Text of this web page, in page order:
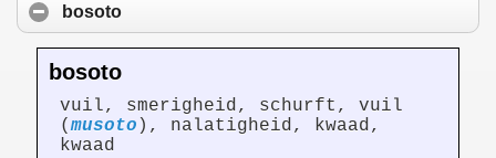
bosoto
bosoto
vuil, smerigheid, schurft, vuil
(musoto ), nalatigheid, kwaad,
kwaad